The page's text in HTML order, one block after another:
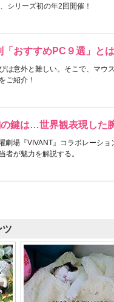
シリーズ初の年2回開催！
「おすすめPC９選」と
は意外と難しい。そこで、マウ
ご紹介！
の鍵は…世界観表現した
劇場『VIVANT』コラボレーシ
者が魅力を解説する。
ツ